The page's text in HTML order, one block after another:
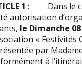
1 : Dans le
autorisation
le Dimanche
«
par
à